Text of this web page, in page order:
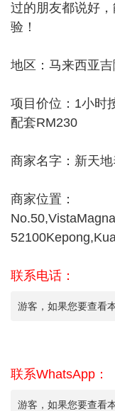
过的朋友都说好
验！
地区：马来西亚
项目价位：1小时
配套RM230
商家名字：新天
商家位置：
联系电话：
游客，如果您要查看
联系WhatsApp：
游客，如果您要查看